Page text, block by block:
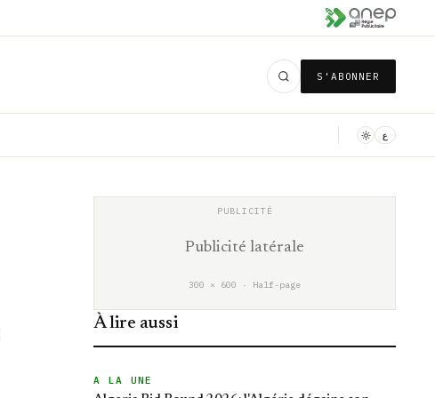
S'ABONNER
ع
Publicité latérale
300 × 600 · Half-page
À lire aussi
A LA UNE